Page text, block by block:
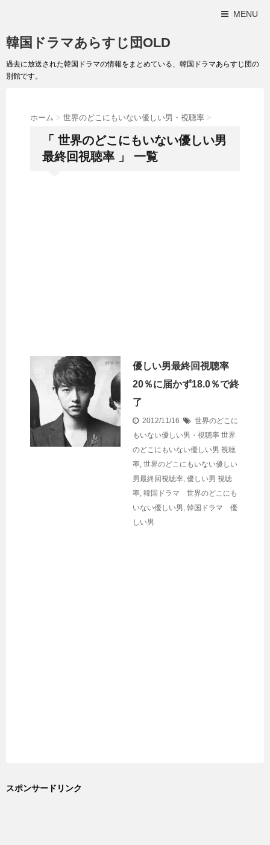
MENU
韓国ドラマあらすじ団OLD
過去に放送された韓国ドラマの情報をまとめている、韓国ドラマあらすじ団の
別館です。
ホーム > 世界のどこにもいない優しい男・視聴率 >
「 世界のどこにもいない優しい男
最終回視聴率 」 一覧
優しい男最終回視聴率
20％に届かず18.0％で終
了
2012/11/16
世界のどこに
もいない優しい男・視聴率 世界
のどこにもいない優しい男 視聴
率, 世界のどこにもいない優しい
男最終回視聴率, 優しい男 視聴
率, 韓国ドラマ 世界のどこにも
いない優しい男, 韓国ドラマ 優
しい男
スポンサードリンク